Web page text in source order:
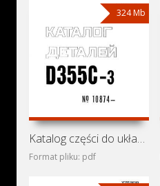
324 Mb
Katalog części do układarki rur Komatsu D355C-3
Format pliku: pdf